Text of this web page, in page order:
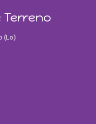
Terreno
(Lo)